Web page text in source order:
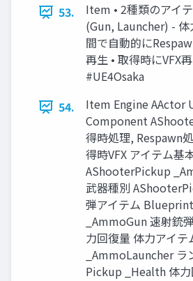
53.
Item • 2種類のアイ
(Gun, Launcher) - 体
間で自動的に
再生 • 取得時にVFX
#UE4Osaka
54.
Item Engine AActor
Component
得時処理, Respawn
得時VFX アイテム基
AShooterPickup
武器種別
弾アイテム
_AmmoGun 速射銃
力回復量 体力アイ
_AmmoLauncher ラ
Pickup _Health 体